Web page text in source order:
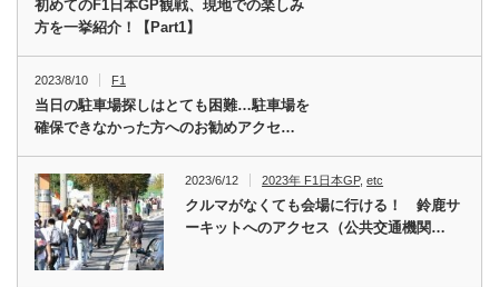
初めてのF1日本GP観戦、現地での楽しみ
方を一挙紹介！【Part1】
2023/8/10 F1
当日の駐車場探しはとても困難…駐車場を
確保できなかった方へのお勧めアクセ…
2023/6/12 2023年 F1日本GP,etc
クルマがなくても会場に行ける！ 鈴鹿サ
ーキットへのアクセス（公共交通機関…